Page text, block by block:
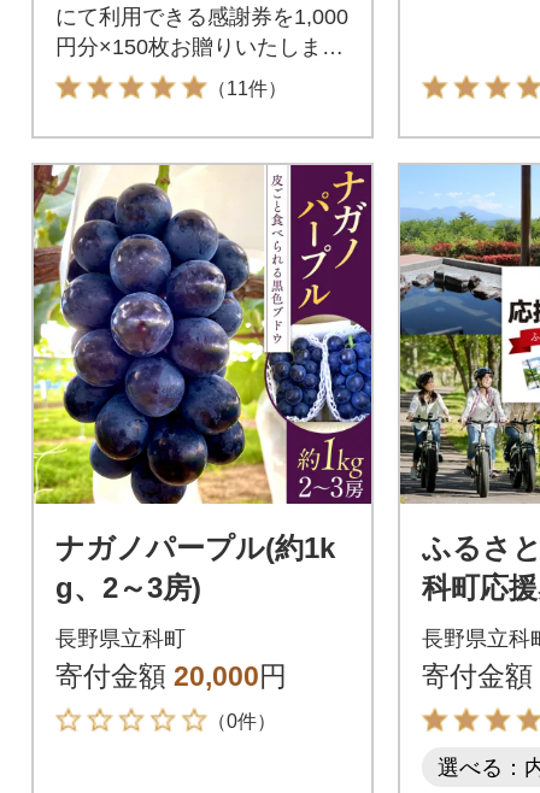
にて利用できる感謝券を1,000
円分×150枚お贈りいたしま
す。白樺湖・女神湖周辺など
立科町内の宿泊施設、飲食施
設、レジャー施設、農産物、
別荘管理、建築等での利用に
感謝券1枚につき1,000円分と
して使用できます。
（11件）
ナガノパープル(約1k
g、2～3房)
長野県立科町
寄付金額 20,000円
（0件）
ふるさ
科町応
0円×30
長野県立科
寄付金額
選べる：